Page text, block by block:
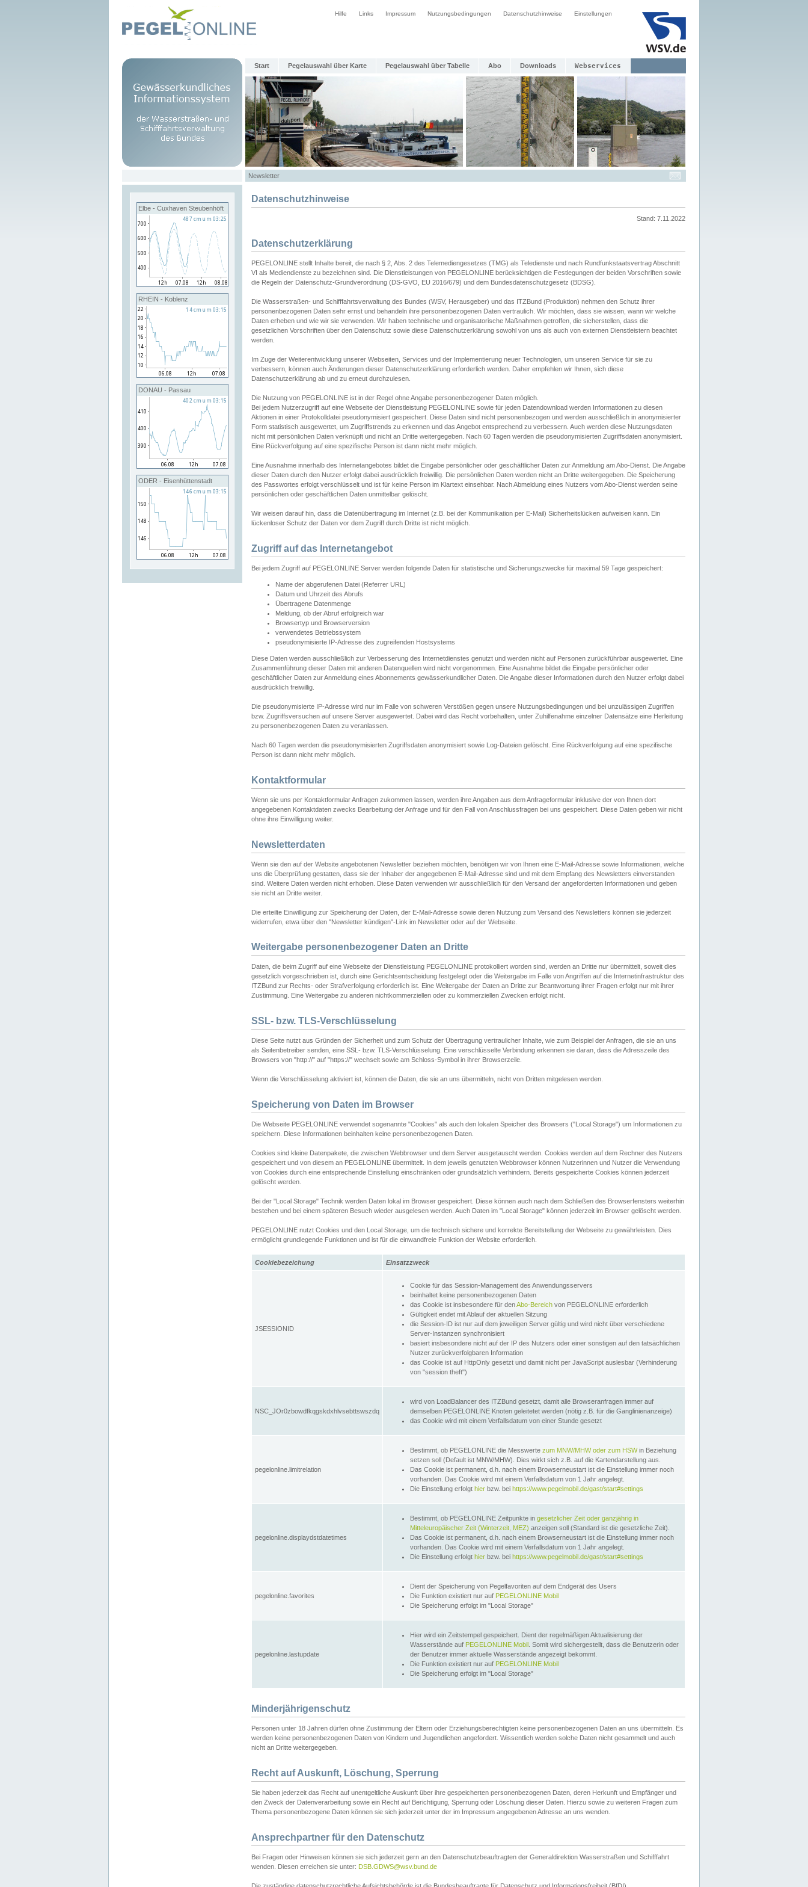
Hilfe Links Impressum Nutzungsbedingungen Datenschutzhinweise Einstellungen
Start Pegelauswahl über Karte Pegelauswahl über Tabelle Abo Downloads Webservices
Newsletter
Elbe - Cuxhaven Steubenhöft
RHEIN - Koblenz
DONAU - Passau
ODER - Eisenhüttenstadt
Datenschutzhinweise
Stand: 7.11.2022
Datenschutzerklärung
PEGELONLINE stellt Inhalte bereit, die nach § 2, Abs. 2 des Telemediengesetzes (TMG) als Teledienste und nach Rundfunkstaatsvertrag Abschnitt
VI als Mediendienste zu bezeichnen sind. Die Dienstleistungen von PEGELONLINE berücksichtigen die Festlegungen der beiden Vorschriften sowie
die Regeln der Datenschutz-Grundverordnung (DS-GVO, EU 2016/679) und dem Bundesdatenschutzgesetz (BDSG).
Die Wasserstraßen- und Schifffahrtsverwaltung des Bundes (WSV, Herausgeber) und das ITZBund (Produktion) nehmen den Schutz ihrer
personenbezogenen Daten sehr ernst und behandeln ihre personenbezogenen Daten vertraulich. Wir möchten, dass sie wissen, wann wir welche
Daten erheben und wie wir sie verwenden. Wir haben technische und organisatorische Maßnahmen getroffen, die sicherstellen, dass die
gesetzlichen Vorschriften über den Datenschutz sowie diese Datenschutzerklärung sowohl von uns als auch von externen Dienstleistern beachtet
werden.
Im Zuge der Weiterentwicklung unserer Webseiten, Services und der Implementierung neuer Technologien, um unseren Service für sie zu
verbessern, können auch Änderungen dieser Datenschutzerklärung erforderlich werden. Daher empfehlen wir Ihnen, sich diese
Datenschutzerklärung ab und zu erneut durchzulesen.
Die Nutzung von PEGELONLINE ist in der Regel ohne Angabe personenbezogener Daten möglich.
Bei jedem Nutzerzugriff auf eine Webseite der Dienstleistung PEGELONLINE sowie für jeden Datendownload werden Informationen zu diesen
Aktionen in einer Protokolldatei pseudonymisiert gespeichert. Diese Daten sind nicht personenbezogen und werden ausschließlich in anonymisierter
Form statistisch ausgewertet, um Zugriffstrends zu erkennen und das Angebot entsprechend zu verbessern. Auch werden diese Nutzungsdaten
nicht mit persönlichen Daten verknüpft und nicht an Dritte weitergegeben. Nach 60 Tagen werden die pseudonymisierten Zugriffsdaten anonymisiert.
Eine Rückverfolgung auf eine spezifische Person ist dann nicht mehr möglich.
Eine Ausnahme innerhalb des Internetangebotes bildet die Eingabe persönlicher oder geschäftlicher Daten zur Anmeldung am Abo-Dienst. Die Angabe
dieser Daten durch den Nutzer erfolgt dabei ausdrücklich freiwillig. Die persönlichen Daten werden nicht an Dritte weitergegeben. Die Speicherung
des Passwortes erfolgt verschlüsselt und ist für keine Person im Klartext einsehbar. Nach Abmeldung eines Nutzers vom Abo-Dienst werden seine
persönlichen oder geschäftlichen Daten unmittelbar gelöscht.
Wir weisen darauf hin, dass die Datenübertragung im Internet (z.B. bei der Kommunikation per E-Mail) Sicherheitslücken aufweisen kann. Ein
lückenloser Schutz der Daten vor dem Zugriff durch Dritte ist nicht möglich.
Zugriff auf das Internetangebot
Bei jedem Zugriff auf PEGELONLINE Server werden folgende Daten für statistische und Sicherungszwecke für maximal 59 Tage gespeichert:
Name der abgerufenen Datei (Referrer URL)
Datum und Uhrzeit des Abrufs
Übertragene Datenmenge
Meldung, ob der Abruf erfolgreich war
Browsertyp und Browserversion
verwendetes Betriebssystem
pseudonymisierte IP-Adresse des zugreifenden Hostsystems
Diese Daten werden ausschließlich zur Verbesserung des Internetdienstes genutzt und werden nicht auf Personen zurückführbar ausgewertet. Eine
Zusammenführung dieser Daten mit anderen Datenquellen wird nicht vorgenommen. Eine Ausnahme bildet die Eingabe persönlicher oder
geschäftlicher Daten zur Anmeldung eines Abonnements gewässerkundlicher Daten. Die Angabe dieser Informationen durch den Nutzer erfolgt dabei
ausdrücklich freiwillig.
Die pseudonymisierte IP-Adresse wird nur im Falle von schweren Verstößen gegen unsere Nutzungsbedingungen und bei unzulässigen Zugriffen
bzw. Zugriffsversuchen auf unsere Server ausgewertet. Dabei wird das Recht vorbehalten, unter Zuhilfenahme einzelner Datensätze eine Herleitung
zu personenbezogenen Daten zu veranlassen.
Nach 60 Tagen werden die pseudonymisierten Zugriffsdaten anonymisiert sowie Log-Dateien gelöscht. Eine Rückverfolgung auf eine spezifische
Person ist dann nicht mehr möglich.
Kontaktformular
Wenn sie uns per Kontaktformular Anfragen zukommen lassen, werden ihre Angaben aus dem Anfrageformular inklusive der von Ihnen dort
angegebenen Kontaktdaten zwecks Bearbeitung der Anfrage und für den Fall von Anschlussfragen bei uns gespeichert. Diese Daten geben wir nicht
ohne ihre Einwilligung weiter.
Newsletterdaten
Wenn sie den auf der Website angebotenen Newsletter beziehen möchten, benötigen wir von Ihnen eine E-Mail-Adresse sowie Informationen, welche
uns die Überprüfung gestatten, dass sie der Inhaber der angegebenen E-Mail-Adresse sind und mit dem Empfang des Newsletters einverstanden
sind. Weitere Daten werden nicht erhoben. Diese Daten verwenden wir ausschließlich für den Versand der angeforderten Informationen und geben
sie nicht an Dritte weiter.
Die erteilte Einwilligung zur Speicherung der Daten, der E-Mail-Adresse sowie deren Nutzung zum Versand des Newsletters können sie jederzeit
widerrufen, etwa über den "Newsletter kündigen"-Link im Newsletter oder auf der Webseite.
Weitergabe personenbezogener Daten an Dritte
Daten, die beim Zugriff auf eine Webseite der Dienstleistung PEGELONLINE protokolliert worden sind, werden an Dritte nur übermittelt, soweit dies
gesetzlich vorgeschrieben ist, durch eine Gerichtsentscheidung festgelegt oder die Weitergabe im Falle von Angriffen auf die Internetinfrastruktur des
ITZBund zur Rechts- oder Strafverfolgung erforderlich ist. Eine Weitergabe der Daten an Dritte zur Beantwortung ihrer Fragen erfolgt nur mit ihrer
Zustimmung. Eine Weitergabe zu anderen nichtkommerziellen oder zu kommerziellen Zwecken erfolgt nicht.
SSL- bzw. TLS-Verschlüsselung
Diese Seite nutzt aus Gründen der Sicherheit und zum Schutz der Übertragung vertraulicher Inhalte, wie zum Beispiel der Anfragen, die sie an uns
als Seitenbetreiber senden, eine SSL- bzw. TLS-Verschlüsselung. Eine verschlüsselte Verbindung erkennen sie daran, dass die Adresszeile des
Browsers von "http://" auf "https://" wechselt sowie am Schloss-Symbol in ihrer Browserzeile.
Wenn die Verschlüsselung aktiviert ist, können die Daten, die sie an uns übermitteln, nicht von Dritten mitgelesen werden.
Speicherung von Daten im Browser
Die Webseite PEGELONLINE verwendet sogenannte "Cookies" als auch den lokalen Speicher des Browsers ("Local Storage") um Informationen zu
speichern. Diese Informationen beinhalten keine personenbezogenen Daten.
Cookies sind kleine Datenpakete, die zwischen Webbrowser und dem Server ausgetauscht werden. Cookies werden auf dem Rechner des Nutzers
gespeichert und von diesem an PEGELONLINE übermittelt. In dem jeweils genutzten Webbrowser können Nutzerinnen und Nutzer die Verwendung
von Cookies durch eine entsprechende Einstellung einschränken oder grundsätzlich verhindern. Bereits gespeicherte Cookies können jederzeit
gelöscht werden.
Bei der "Local Storage" Technik werden Daten lokal im Browser gespeichert. Diese können auch nach dem Schließen des Browserfensters weiterhin
bestehen und bei einem späteren Besuch wieder ausgelesen werden. Auch Daten im "Local Storage" können jederzeit im Browser gelöscht werden.
PEGELONLINE nutzt Cookies und den Local Storage, um die technisch sichere und korrekte Bereitstellung der Webseite zu gewährleisten. Dies
ermöglicht grundlegende Funktionen und ist für die einwandfreie Funktion der Website erforderlich.
Cookiebezeichung Einsatzzweck
JSESSIONID
Cookie für das Session-Management des Anwendungsservers
beinhaltet keine personenbezogenen Daten
das Cookie ist insbesondere für denAbo-Bereich von PEGELONLINE erforderlich
Gültigkeit endet mit Ablauf der aktuellen Sitzung
die Session-ID ist nur auf dem jeweiligen Server gültig und wird nicht über verschiedene
Server-Instanzen synchronisiert
basiert insbesondere nicht auf der IP des Nutzers oder einer sonstigen auf den tatsächlichen
Nutzer zurückverfolgbaren Information
das Cookie ist auf HttpOnly gesetzt und damit nicht per JavaScript auslesbar (Verhinderung
von "session theft")
NSC_JOr0zbowdfkqgskdxhlvsebttswszdq
wird von LoadBalancer des ITZBund gesetzt, damit alle Browseranfragen immer auf
demselben PEGELONLINE Knoten geleitetet werden (nötig z.B. für die Ganglinienanzeige)
das Cookie wird mit einem Verfallsdatum von einer Stunde gesetzt
pegelonline.limitrelation
Bestimmt, ob PEGELONLINE die Messwerte zum MNW/MHW oder zum HSWin Beziehung
setzen soll (Default ist MNW/MHW). Dies wirkt sich z.B. auf die Kartendarstellung aus.
Das Cookie ist permanent, d.h. nach einem Browserneustart ist die Einstellung immer noch
vorhanden. Das Cookie wird mit einem Verfallsdatum von 1 Jahr angelegt.
Die Einstellung erfolgt hier bzw. bei https://www.pegelmobil.de/gast/start#settings
pegelonline.displaydstdatetimes
Bestimmt, ob PEGELONLINE Zeitpunkte in gesetzlicher Zeit oder ganzjährig in
Mitteleuropäischer Zeit (Winterzeit, MEZ) anzeigen soll (Standard ist die gesetzliche Zeit).
Das Cookie ist permanent, d.h. nach einem Browserneustart ist die Einstellung immer noch
vorhanden. Das Cookie wird mit einem Verfallsdatum von 1 Jahr angelegt.
Die Einstellung erfolgt hier bzw. bei https://www.pegelmobil.de/gast/start#settings
pegelonline.favorites
Dient der Speicherung von Pegelfavoriten auf dem Endgerät des Users
Die Funktion existiert nur auf PEGELONLINE Mobil
Die Speicherung erfolgt im "Local Storage"
pegelonline.lastupdate
Hier wird ein Zeitstempel gespeichert. Dient der regelmäßigen Aktualisierung der
Wasserstände auf PEGELONLINE Mobil . Somit wird sichergestellt, dass die Benutzerin oder
der Benutzer immer aktuelle Wasserstände angezeigt bekommt.
Die Funktion existiert nur auf PEGELONLINE Mobil
Die Speicherung erfolgt im "Local Storage"
Minderjährigenschutz
Personen unter 18 Jahren dürfen ohne Zustimmung der Eltern oder Erziehungsberechtigten keine personenbezogenen Daten an uns übermitteln. Es
werden keine personenbezogenen Daten von Kindern und Jugendlichen angefordert. Wissentlich werden solche Daten nicht gesammelt und auch
nicht an Dritte weitergegeben.
Recht auf Auskunft, Löschung, Sperrung
Sie haben jederzeit das Recht auf unentgeltliche Auskunft über ihre gespeicherten personenbezogenen Daten, deren Herkunft und Empfänger und
den Zweck der Datenverarbeitung sowie ein Recht auf Berichtigung, Sperrung oder Löschung dieser Daten. Hierzu sowie zu weiteren Fragen zum
Thema personenbezogene Daten können sie sich jederzeit unter der im Impressum angegebenen Adresse an uns wenden.
Ansprechpartner für den Datenschutz
Bei Fragen oder Hinweisen können sie sich jederzeit gern an den Datenschutzbeauftragten der Generaldirektion Wasserstraßen und Schifffahrt
wenden. Diesen erreichen sie unter: DSB.GDWS@wsv.bund.de